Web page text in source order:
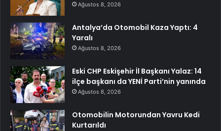
Ağustos 8, 2026
Antalya’da Otomobil Kaza Yaptı: 4
Yaralı
Ağustos 8, 2026
Eski CHP Eskişehir İl Başkanı Yalaz: 14
ilçe başkanı da YENİ Parti’nin yanında
Ağustos 8, 2026
Otomobilin Motorundan Yavru Kedi
Kurtarıldı